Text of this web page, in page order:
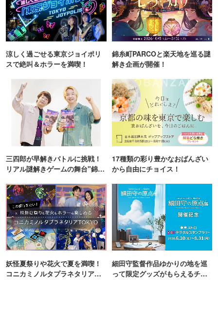
涼しく過ごせる東京ジョイポリ
スで絶叫＆ホラーを満喫！
錦糸町PARCOと楽天地を巡る謎
解き企画が開催！
三四郎が早解きバトルに挑戦！
リアル謎解きゲームの舞台"錦糸
17種類の彩り豊かなおばんざい
から自由にチョイス！
妖怪夏祭りや花火で夏を満喫！
コニカミノルタプラネタリア
細田守監督作品ゆかりの地を巡
って限定グッズがもらえるチャ